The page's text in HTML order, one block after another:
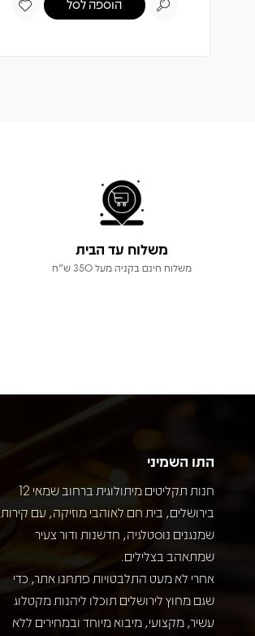
הוספה לסל
משלוח עד הבית
משלוח חינם בקניה מעל 350 ש"ח
התו השמיני
חנות תקליטים מיתולוגית ברחוב שמאי 12
בירושלים, בית חם לאוהבי מוזיקה, עם קירות
שמנגנים נוסטלגיה, חדשנות ודור צעיר
שמתאהב בצלילים.
אחרי לא מעט התלבטויות פתחנו אתר, כדי
שגם מחוץ לירושלים תוכלו ליהנות מקטלוג
עשיר, מקצועי, מיבוא מיוחד ובמחירים ללא